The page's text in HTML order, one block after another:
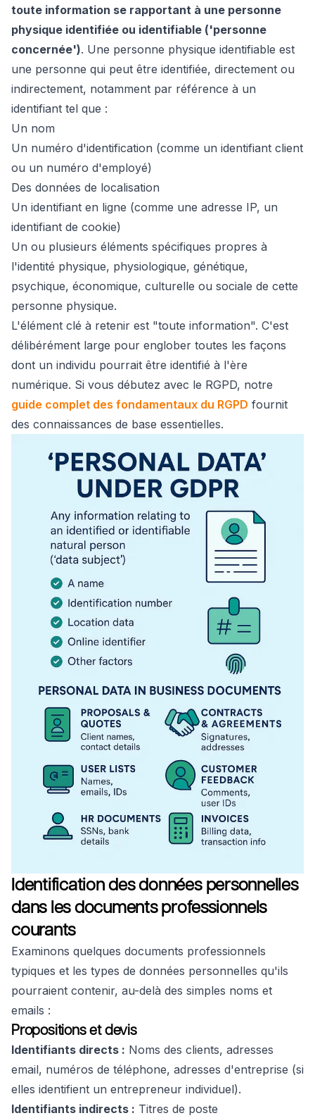
toute information se rapportant à une personne
physique identifiée ou identifiable ('personne
concernée'). Une personne physique identifiable est
une personne qui peut être identifiée, directement ou
indirectement, notamment par référence à un
identifiant tel que :
Un nom
Un numéro d'identification (comme un identifiant client
ou un numéro d'employé)
Des données de localisation
Un identifiant en ligne (comme une adresse IP, un
identifiant de cookie)
Un ou plusieurs éléments spécifiques propres à
l'identité physique, physiologique, génétique,
psychique, économique, culturelle ou sociale de cette
personne physique.
L'élément clé à retenir est "toute information". C'est
délibérément large pour englober toutes les façons
dont un individu pourrait être identifié à l'ère
numérique. Si vous débutez avec le RGPD, notre
guide complet des fondamentaux du RGPD fournit
des connaissances de base essentielles.
Identification des données personnelles
dans les documents professionnels
courants
Examinons quelques documents professionnels
typiques et les types de données personnelles qu'ils
pourraient contenir, au-delà des simples noms et
emails :
Propositions et devis
Identifiants directs : Noms des clients, adresses
email, numéros de téléphone, adresses d'entreprise (si
elles identifient un entrepreneur individuel).
Identifiants indirects : Titres de poste